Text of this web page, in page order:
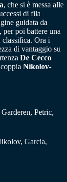
, che si è messa alle
di fila
guidata da
per poi battere una
classifica. Ora i
di vantaggio su
De Cecco
Nikolov-
Petric,
Garcia,